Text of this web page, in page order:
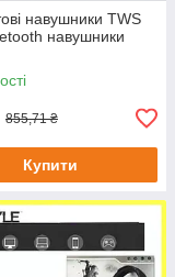
навушники TWS
навушники
855,71 ₴
Купити